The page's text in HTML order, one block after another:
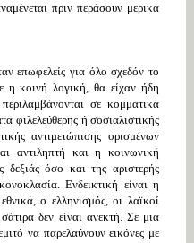
πριν περάσουν μερικά
επωφελείς για όλο σχεδόν το
η κοινή λογική, θα είχαν ήδη
σε κομματικά
φιλελεύθερης ή σοσιαλιστικής
αντιμετώπισης ορισμένων
αντιληπτή και η κοινωνική
όσο και της αριστερής
Ενδεικτική είναι η
ο ελληνισμός, οι λαϊκοί
δεν είναι ανεκτή. Σε μια
να παρελαύνουν εικόνες με